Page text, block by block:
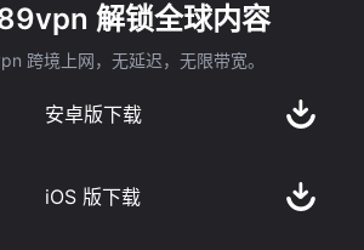
解锁全球内容
跨境上网，无延迟，无限带宽。
安卓版下载
iOS 版下载